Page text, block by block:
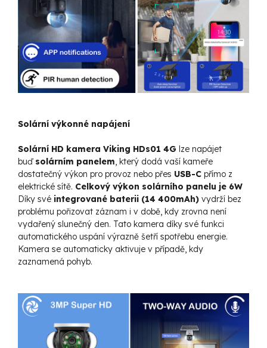
Solární výkonné napájení
Solární HD kamera Viking HDs01 4G lze napájet
buď solárním panelem, který dodá vaší kameře
dostatečný výkon pro provoz nebo přes USB-C přímo z
elektrické sítě. Celkový výkon solárního panelu je 6W
Díky své integrované baterii (14 400mAh) vydrží bez
problému pořizovat záznam i v době, kdy zrovna není
vydařený slunečný den. Tato kamera díky své funkci
automatického uspání výrazně šetří spotřebu energie.
Kamera se automaticky aktivuje v případě, kdy
zaznamená pohyb.